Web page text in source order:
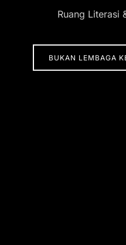
Ruang Literasi
BUKAN LEMBAGA